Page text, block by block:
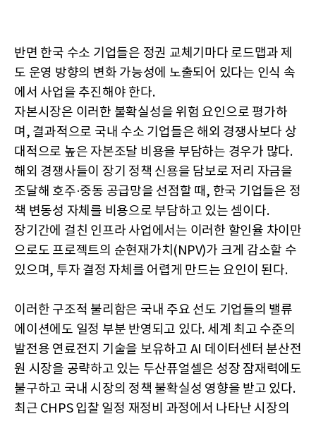
반면 한국 수소 기업들은 정권 교체기마다 로드맵과 제
도 운영 방향의 변화 가능성에 노출되어 있다는 인식 속
에서 사업을 추진해야 한다.
자본시장은 이러한 불확실성을 위험 요인으로 평가하
며, 결과적으로 국내 수소 기업들은 해외 경쟁사보다 상
대적으로 높은 자본조달 비용을 부담하는 경우가 많다.
해외 경쟁사들이 장기 정책 신용을 담보로 저리 자금을
조달해 호주·중동 공급망을 선점할 때, 한국 기업들은 정
책 변동성 자체를 비용으로 부담하고 있는 셈이다.
장기간에 걸친 인프라 사업에서는 이러한 할인율 차이만
으로도 프로젝트의 순현재가치(NPV)가 크게 감소할 수
있으며, 투자 결정 자체를 어렵게 만드는 요인이 된다.
이러한 구조적 불리함은 국내 주요 선도 기업들의 밸류
에이션에도 일정 부분 반영되고 있다. 세계 최고 수준의
발전용 연료전지 기술을 보유하고 AI 데이터센터 분산전
원 시장을 공략하고 있는 두산퓨얼셀은 성장 잠재력에도
불구하고 국내 시장의 정책 불확실성 영향을 받고 있다.
최근 CHPS 입찰 일정 재정비 과정에서 나타난 시장의